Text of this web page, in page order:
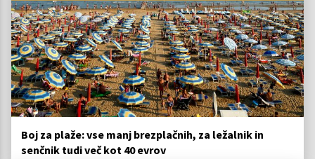
Boj za plaže: vse manj brezplačnih, za ležalnik in
senčnik tudi več kot 40 evrov